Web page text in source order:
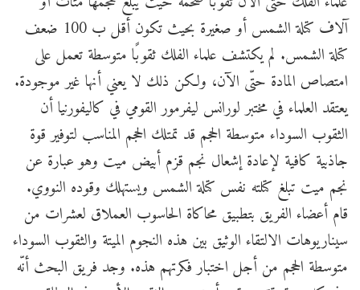
آلاف كتلة الشمس أو صغيرة بحيث تكون أقل ب 100 ضعف
كتلة الشمس. لم يكتشف علماء الفلك ثقوبًا متوسطة تعمل على
امتصاص المادة حتّى الآن، ولكن ذلك لا يعني أنها غير موجودة.
يعتقد العلماء في مختبر لورانس ليفرمور القومي في كاليفورنيا أن
الثقوب السوداء متوسطة الحجم قد تمتلك الحجم المناسب لتوفير قوة
جاذبية كافية لإعادة إشعال نجم قزم أبيض ميت وهو عبارة عن
نجم ميت تبلغ كتلته نفس كتلة الشمس ويستهلك وقوده النووي.
قام أعضاء الفريق بتطبيق محاكاة الحاسوب العملاق لعشرات من
سيناريوهات الالتقاء الوثيق بين هذه النجوم الميتة والثقوب السوداء
متوسطة الحجم من أجل اختبار فكرتهم هذه. وجد فريق البحث أنّه